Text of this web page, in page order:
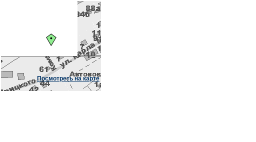
Посмотреть на карте